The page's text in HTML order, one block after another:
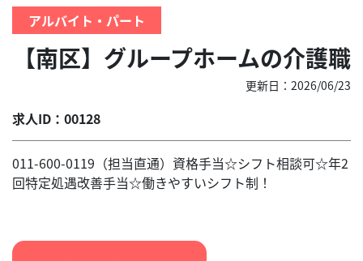
アルバイト・パート
【南区】グループホームの介護職
求人ID：00128
更新日：2026/06/23
011-600-0119（担当直通）資格手当☆シフト相談可☆年2
回特定処遇改善手当☆働きやすいシフト制！